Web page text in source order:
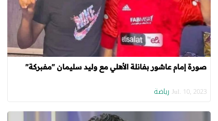
صورة إمام عاشور بفانلة الأهلي مع وليد سليمان "مفبركة"
Jul. 10, 2023 رياضة